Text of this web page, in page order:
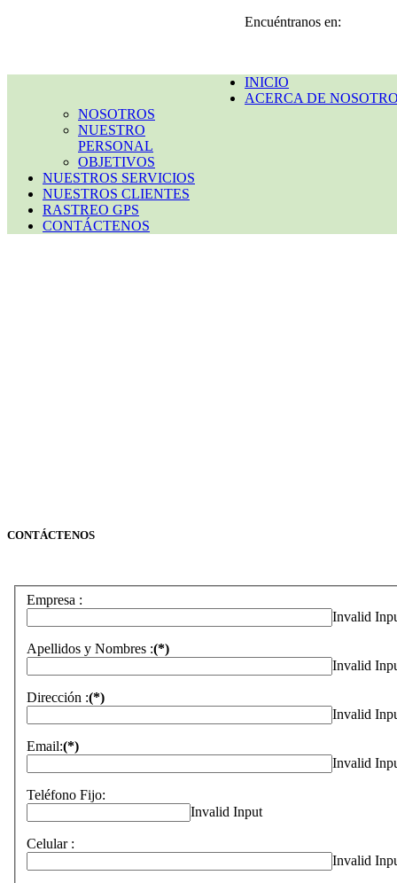
Encuéntranos en:
INICIO
ACERCA DE
NOSOTROS
NUESTRO
PERSONAL
OBJETIVOS
NUESTROS SERVICIOS
NUESTROS CLIENTES
RASTREO GPS
CONTÁCTENOS
CONTÁCTENOS
Empresa :
Invalid
Apellidos y Nombres :(*)
Invalid
Dirección :(*)
Invalid
Email:(*)
Invalid
Teléfono Fijo:
Invalid Input
Celular :
Invalid